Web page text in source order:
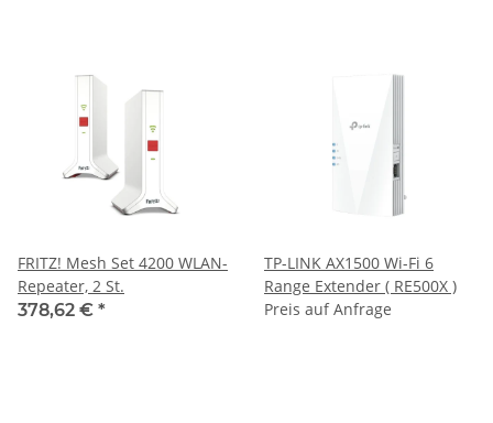
FRITZ! Mesh Set 4200 WLAN-
Repeater, 2 St.
378,62 € *
TP-LINK AX1500 Wi-Fi 6
Range Extender ( RE500X )
Preis auf Anfrage